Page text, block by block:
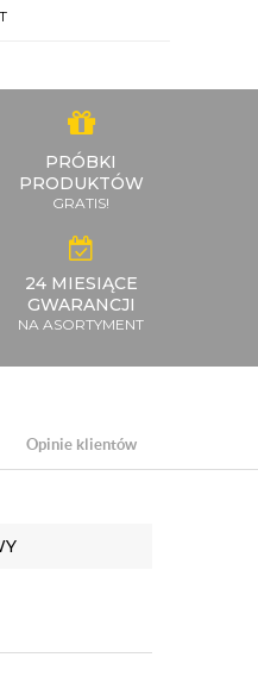
PRÓBKI
PRODUKTÓW
GRATIS!
24 MIESIĄCE
GWARANCJI
NA ASORTYMENT
Opinie klientów